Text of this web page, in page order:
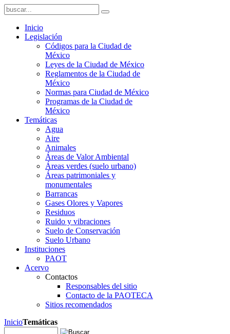
Inicio
Legislación
Códigos para la Ciudad de
México
Leyes de la Ciudad de México
Reglamentos de la Ciudad de
México
Normas para Ciudad de México
Programas de la Ciudad de
México
Temáticas
Agua
Aire
Animales
Áreas de Valor Ambiental
Áreas verdes (suelo urbano)
Áreas patrimoniales y
monumentales
Barrancas
Gases Olores y Vapores
Residuos
Ruido y vibraciones
Suelo de Conservación
Suelo Urbano
Instituciones
PAOT
Acervo
Contactos
Responsables del sitio
Contacto de la PAOTECA
Sitios recomendados
InicioTemáticas